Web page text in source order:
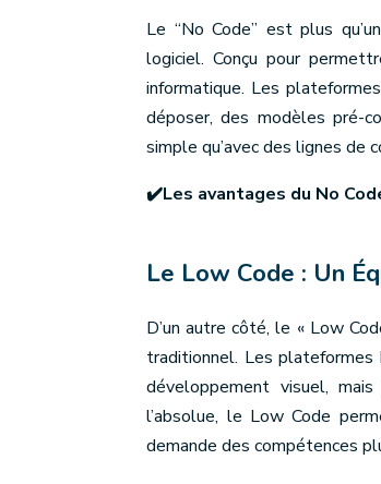
Le “No Code” est plus
logiciel. Conçu pour
informatique. Les
déposer, des modèles pré-
simple qu’avec des lignes de
✔️Les avantages du No
Le Low Code : Un
D’un autre côté, le « Low
traditionnel. Les plateformes
développement visuel,
l’absolue, le Low Code
demande des compétences